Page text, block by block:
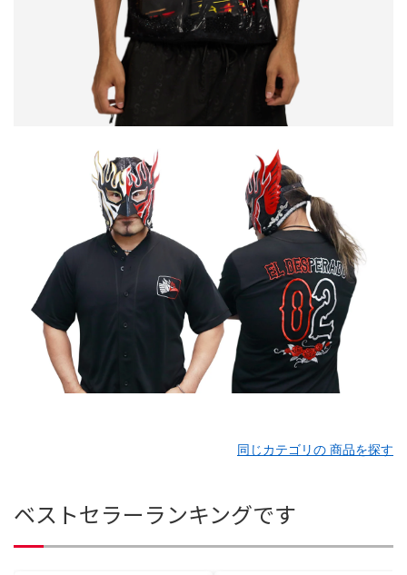
同じカテゴリの 商品を探す
ベストセラーランキングです